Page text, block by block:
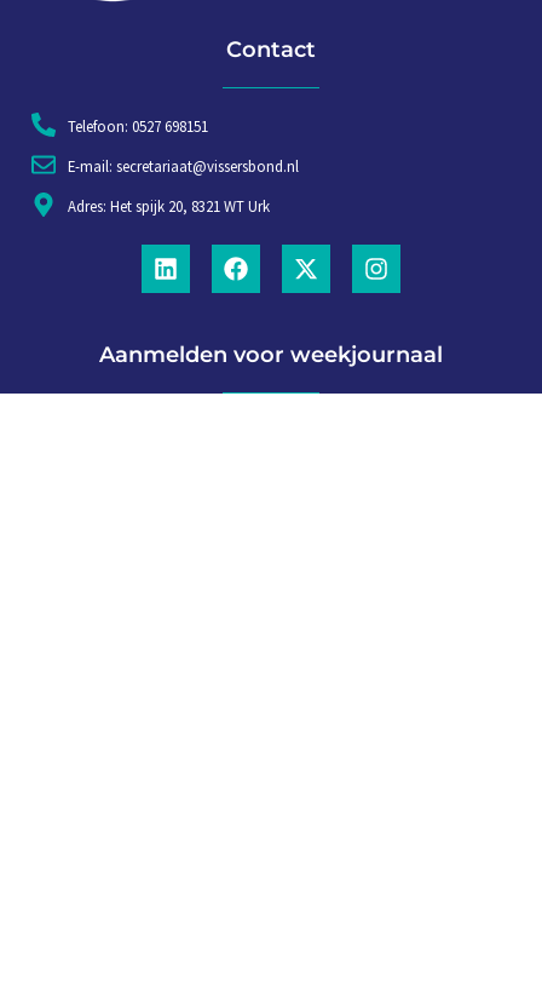
Contact
Telefoon: 0527 698151
E-mail: secretariaat@vissersbond.nl
Adres: Het spijk 20, 8321 WT Urk
Aanmelden voor weekjournaal